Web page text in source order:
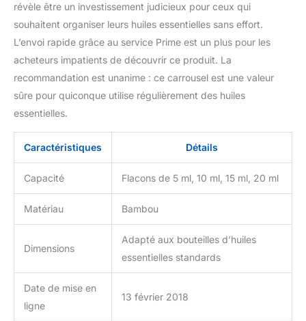
révèle être un investissement judicieux pour ceux qui
souhaitent organiser leurs huiles essentielles sans effort.
L’envoi rapide grâce au service Prime est un plus pour les
acheteurs impatients de découvrir ce produit. La
recommandation est unanime : ce carrousel est une valeur
sûre pour quiconque utilise régulièrement des huiles
essentielles.
Caractéristiques Détails
Capacité Flacons de 5 ml, 10 ml, 15 ml, 20 ml
Matériau Bambou
Dimensions
Adapté aux bouteilles d’huiles
essentielles standards
Date de mise en
ligne
13 février 2018